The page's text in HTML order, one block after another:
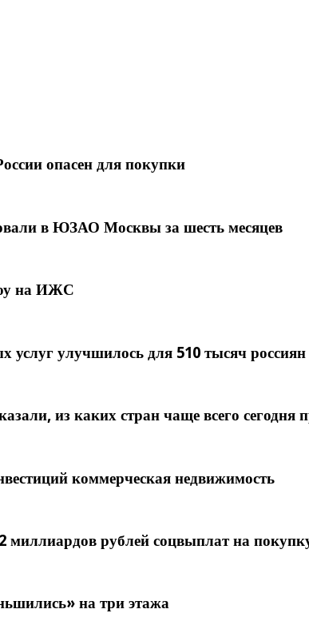
опасен для покупки
в ЮЗАО Москвы за шесть месяцев
на ИЖС
улучшилось для 510 тысяч россиян
из каких стран чаще всего сегодня
коммерческая недвижимость
миллиардов рублей соцвыплат на
на три этажа